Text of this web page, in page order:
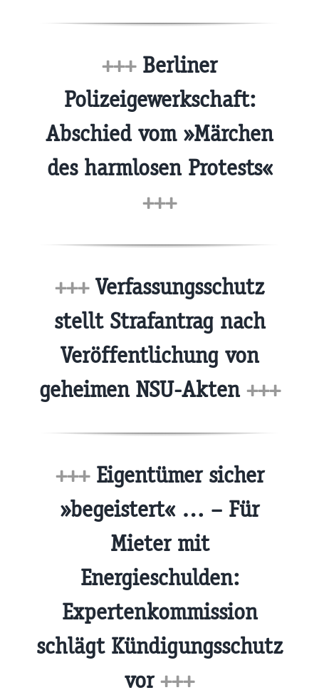
+++Berliner
Polizeigewerkschaft:
Abschied vom »Märchen
des harmlosen Protests«
+++
+++Verfassungsschutz
stellt Strafantrag nach
Veröffentlichung von
geheimen NSU-Akten +++
+++Eigentümer sicher
»begeistert« … – Für
Mieter mit
Energieschulden:
Expertenkommission
schlägt Kündigungsschutz
vor+++